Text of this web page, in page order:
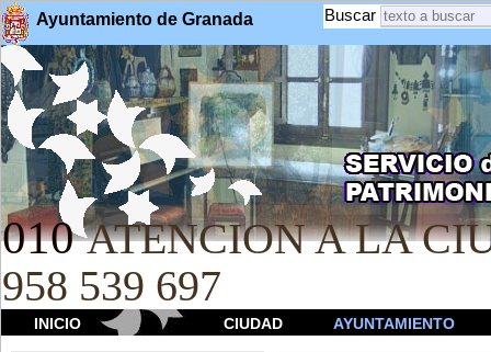
Ayuntamiento de Granada Buscar
010 ATENCION A LA
958 539 697
INICIO CIUDAD AYUNTAMIENTO